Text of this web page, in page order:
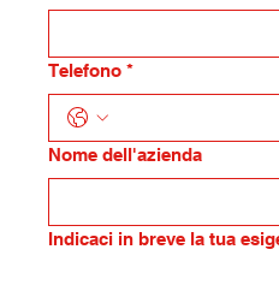
Telefono *
Nome dell'azienda
Indicaci in breve la tua